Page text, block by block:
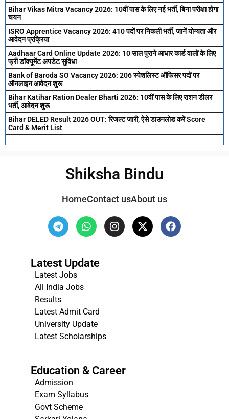
Bihar Vikas Mitra Vacancy 2026: 10वीं पास के लिए नई भर्ती, बिना परीक्षा होगा
चयन
ISRO Apprentice Vacancy 2026: 410 पदों पर निकली भर्ती, जानें योग्यता और
आवेदन प्रक्रिया
Aadhaar Card Online Update 2026: 10 साल पुराने आधार कार्ड वालों के लिए
फ्री डॉक्यूमेंट अपडेट सुविधा
Bank of Baroda SO Vacancy 2026: 206 स्पेशलिस्ट ऑफिसर पदों पर
ऑनलाइन आवेदन शुरू
Bihar Katihar Ration Dealer Bharti 2026: 10वीं पास के लिए राशन डीलर
भर्ती, आवेदन शुरू
Bihar DELED Result 2026 OUT: रिजल्ट जारी, ऐसे डाउनलोड करें Score
Card & Merit List
Shiksha Bindu
HomeContact usAbout us
Latest Update
Latest Jobs
All India Jobs
Results
Latest Admit Card
University Update
Latest Scholarships
Education & Career
Admission
Exam Syllabus
Govt Scheme